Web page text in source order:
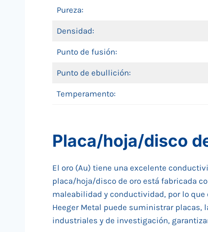
Pureza:
Densidad:
Punto de fusión:
Punto de ebullición:
Temperamento:
Placa/hoja/disco
El oro (Au) tiene una excelente
placa/hoja/disco de oro está fabricada
maleabilidad y conductividad, por lo
Heeger Metal puede suministrar placas,
industriales y de investigación,